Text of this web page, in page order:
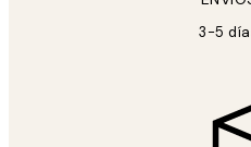
3-5